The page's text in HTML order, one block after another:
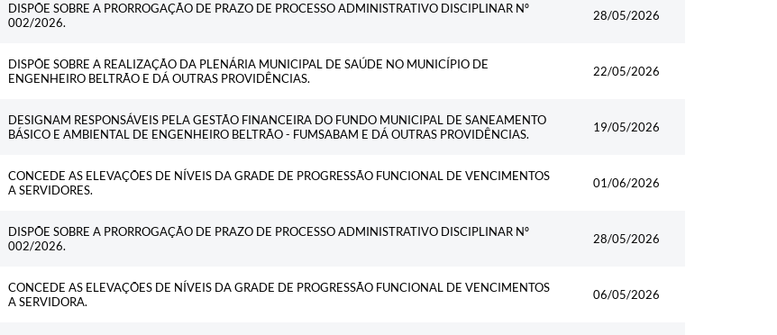
DISPÕE SOBRE A PRORROGAÇÃO DE PRAZO DE PROCESSO ADMINISTRATIVO DISCIPLINAR Nº
002/2026.
28/05/2026
DISPÕE SOBRE A REALIZAÇÃO DA PLENÁRIA MUNICIPAL DE SAÚDE NO MUNICÍPIO DE
ENGENHEIRO BELTRÃO E DÁ OUTRAS PROVIDÊNCIAS.
22/05/2026
DESIGNAM RESPONSÁVEIS PELA GESTÃO FINANCEIRA DO FUNDO MUNICIPAL DE SANEAMENTO
BÁSICO E AMBIENTAL DE ENGENHEIRO BELTRÃO - FUMSABAM E DÁ OUTRAS PROVIDÊNCIAS.
19/05/2026
CONCEDE AS ELEVAÇÕES DE NÍVEIS DA GRADE DE PROGRESSÃO FUNCIONAL DE VENCIMENTOS
A SERVIDORES.
01/06/2026
DISPÕE SOBRE A PRORROGAÇÃO DE PRAZO DE PROCESSO ADMINISTRATIVO DISCIPLINAR Nº
002/2026.
28/05/2026
CONCEDE AS ELEVAÇÕES DE NÍVEIS DA GRADE DE PROGRESSÃO FUNCIONAL DE VENCIMENTOS
A SERVIDORA.
06/05/2026